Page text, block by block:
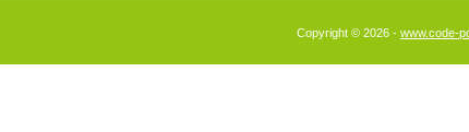
Copyright © 2026 - www.code-